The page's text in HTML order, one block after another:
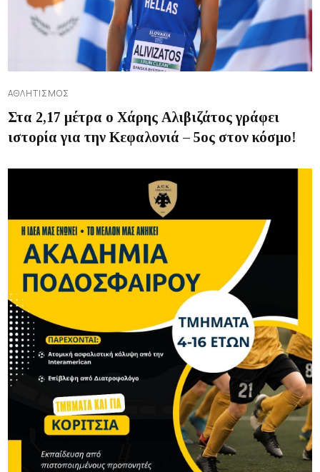
ΑΘΛΗΤΙΣΜΌΣ
Στα 2,17 μέτρα ο Χάρης Αλιβιζάτος γράφει
ιστορία για την Κεφαλονιά – 5ος στον κόσμο!